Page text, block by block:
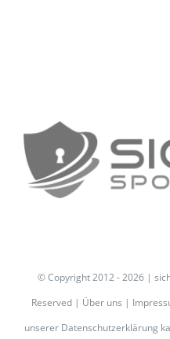
© Copyright 2012 -2026 |
Reserved | Über uns |
unserer Datenschutzerklärung